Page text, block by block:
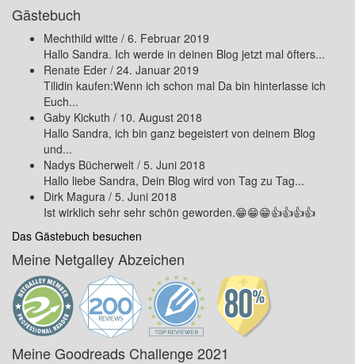
Gästebuch
Mechthild witte / 6. Februar 2019
Hallo Sandra. Ich werde in deinen Blog jetzt mal öfters...
Renate Eder / 24. Januar 2019
Tilidin kaufen:Wenn ich schon mal Da bin hinterlasse ich
Euch...
Gaby Kickuth / 10. August 2018
Hallo Sandra, ich bin ganz begeistert von deinem Blog
und...
Nadys Bücherwelt / 5. Juni 2018
Hallo liebe Sandra, Dein Blog wird von Tag zu Tag...
Dirk Magura / 5. Juni 2018
Ist wirklich sehr sehr schön geworden.😁😁😁👍👍👍👍
Das Gästebuch besuchen
Meine Netgalley Abzeichen
Meine Goodreads Challenge 2021